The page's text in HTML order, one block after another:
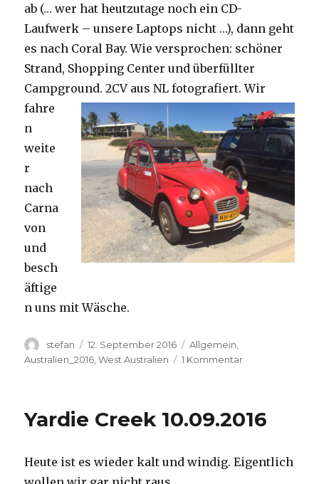
ab (… wer hat heutzutage noch ein CD-
Laufwerk – unsere Laptops nicht …), dann geht
es nach Coral Bay. Wie versprochen: schöner
Strand, Shopping Center und überfüllter
Campground.2CV aus NL fotografiert. Wir
fahre
n
weite
r
nach
Carna
von
und
besch
äftige
n uns mit Wäsche.
Autor
stefan
Veröffentlicht
am
12. September 2016 Kategorien
Allgemein
Australien_2016 ,West Australien 1 Kommentarzu
Yardie Creek 10.09.2016
Heute ist es wieder kalt und windig. Eigentlich